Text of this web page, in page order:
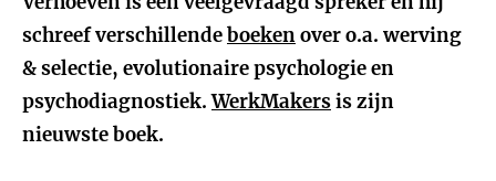
schreef verschillendeboekenover o.a. werving
& selectie, evolutionaire psychologie en
psychodiagnostiek.WerkMakersis zijn
nieuwste boek.